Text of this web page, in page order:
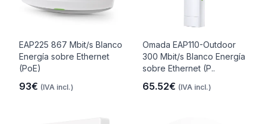
EAP225 867 Mbit/s Blanco
Energía sobre Ethernet
(PoE)
93€ (IVA incl.)
Omada EAP110-Outdoor
300 Mbit/s Blanco Energía
sobre Ethernet (P..
65.52€ (IVA incl.)